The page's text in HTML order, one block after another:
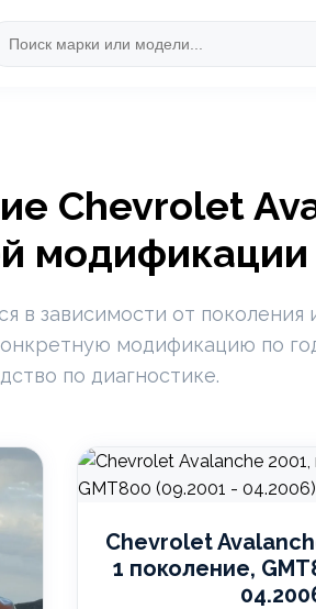
Chevrolet
модификации
в зависимости от поколения
модификацию по
по диагностике.
Chevrolet
1 поколение,